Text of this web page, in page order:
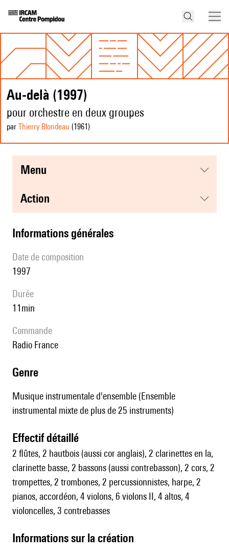
Au-delà (1997)
pour orchestre en deux groupes
par Thierry Blondeau (1961 )
menu
action
informations générales
date de composition
1997
durée
11min
Commande
Radio France
genre
Musique instrumentale d'ensemble (Ensemble
instrumental mixte de plus de 25 instruments)
effectif détaillé
2 flûtes, 2 hautbois (aussi cor anglais), 2 clarinettes en la,
clarinette basse, 2 bassons (aussi contrebasson), 2 cors, 2
trompettes, 2 trombones, 2 percussionnistes, harpe, 2
pianos, accordéon, 4 violons, 6 violons II, 4 altos, 4
violoncelles, 3 contrebasses
informations sur la création